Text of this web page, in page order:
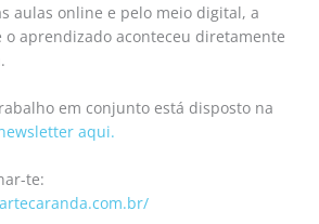
aulas online e pelo meio digital, a
o aprendizado aconteceu diretamente
em conjunto está disposto na
aqui.
te: